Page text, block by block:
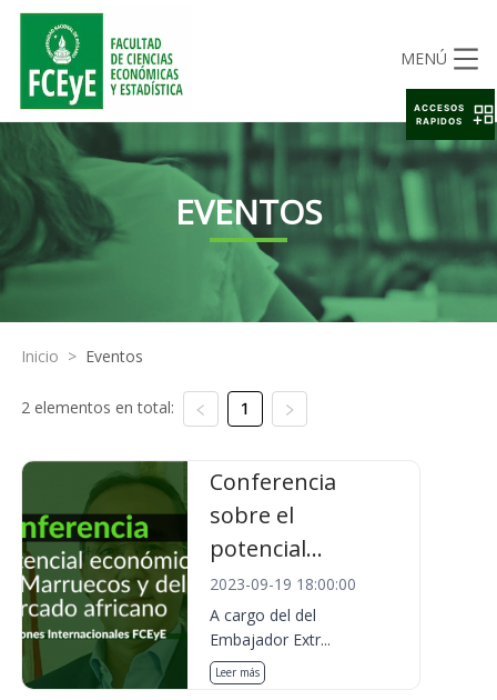
MENÚ
EVENTOS
Inicio > Eventos
2 elementos en total: 1
Conferencia
sobre el
potencial...
2023-09-19 18:00:00
A cargo del del
Embajador Extr...
Leer más
ACCESOS
RAPIDOS